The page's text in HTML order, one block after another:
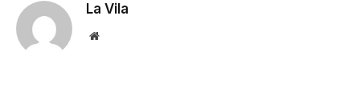
La Vila
Website